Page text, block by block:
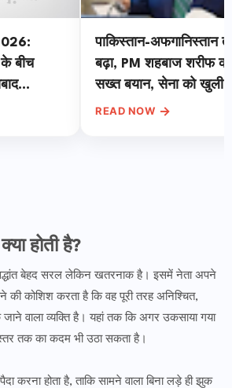
बीच
ने
पाकिस्तान-अफगानिस्तान
बढ़ा, PM शहबाज शरीफ का
सख्त बयान, सेना को खुली
READ NOW →
होती है?
बेहद सरल लेकिन खतरनाक है। इसमें नेता अपने
की कोशिश करता है कि वह पूरी तरह अनिश्चित,
वाला व्यक्ति है। यहां तक कि अगर उकसाया गया
स्तर तक का कदम भी उठा सकता है।
करना होता है, ताकि सामने वाला बिना लड़े ही झुक